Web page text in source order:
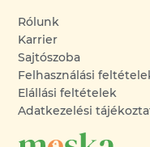
Rólunk
Karrier
Sajtószoba
Felhasználási
Elállási feltételek
Adatkezelési